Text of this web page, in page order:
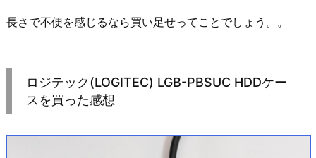
長さで不便を感じるなら買い足せってことでしょう。。
ロジテック(LOGITEC) LGB-PBSUC HDDケー
スを買った感想